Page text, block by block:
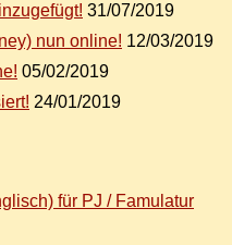
31/07/2019
nun online! 12/03/2019
05/02/2019
24/01/2019
für PJ / Famulatur